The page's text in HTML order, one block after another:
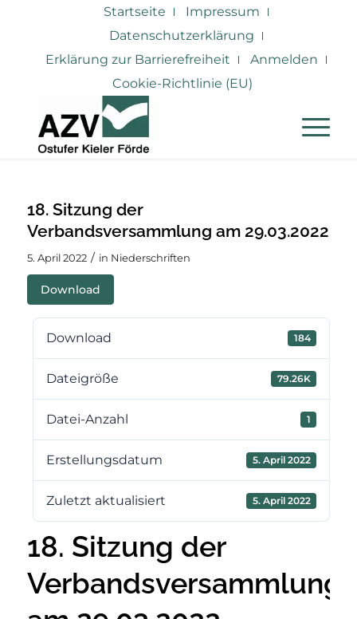
Startseite
Impressum
Datenschutzerklärung
Erklärung zur Barrierefreiheit
Anmelden
Cookie-Richtlinie (EU)
18. Sitzung der
Verbandsversammlung am 29.03.2022
5. April 2022 / in Niederschriften
Download
Download 184
Dateigröße 79.26K
Datei-Anzahl 1
Erstellungsdatum 5. April 2022
Zuletzt aktualisiert 5. April 2022
18. Sitzung der
Verbandsversammlung